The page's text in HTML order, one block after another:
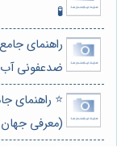
🧪
راهنمای
ضدعفونی آب:
⭐️ راهنمای
(معرفی جهان